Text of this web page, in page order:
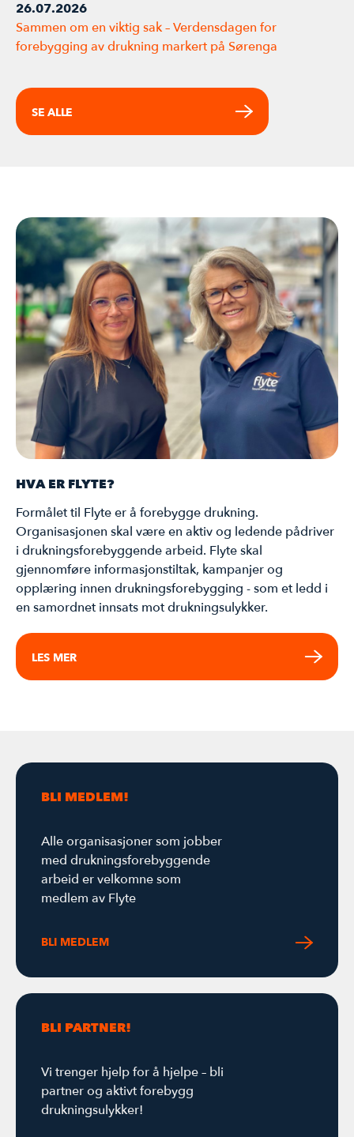
26.07.2026
Sammen om en viktig sak – Verdensdagen for
forebygging av drukning markert på Sørenga
SE ALLE
HVA ER FLYTE?
Formålet til Flyte er å forebygge drukning.
Organisasjonen skal være en aktiv og ledende pådriver
i drukningsforebyggende arbeid. Flyte skal
gjennomføre informasjonstiltak, kampanjer og
opplæring innen drukningsforebygging - som et ledd i
en samordnet innsats mot drukningsulykker.
LES MER
BLI MEDLEM!
Alle organisasjoner som jobber
med drukningsforebyggende
arbeid er velkomne som
medlem av Flyte
BLI MEDLEM
BLI PARTNER!
Vi trenger hjelp for å hjelpe – bli
partner og aktivt forebygg
drukningsulykker!